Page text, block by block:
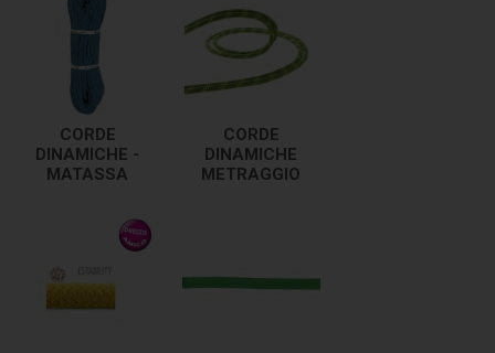
CORDE
DINAMICHE -
MATASSA
CORDE
DINAMICHE
METRAGGIO